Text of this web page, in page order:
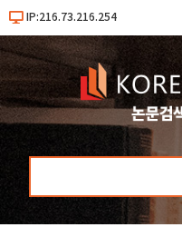
IP:216.73.216.254